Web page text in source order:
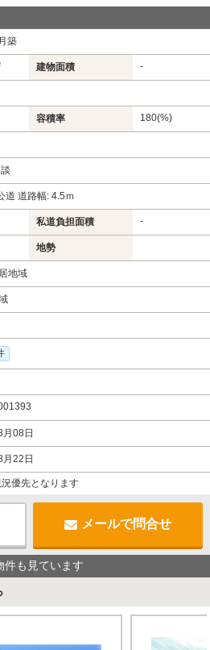
築
建物面積 -
容積率 180(%)
道 道路幅: 4.5ｍ
私道負担面積 -
地勢
地域
08日
22日
優先となります
メールで問合せ
件も見ています